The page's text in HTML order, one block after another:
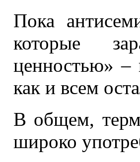
Пока
которые
ценностью» –
как и всем
В общем,
широко